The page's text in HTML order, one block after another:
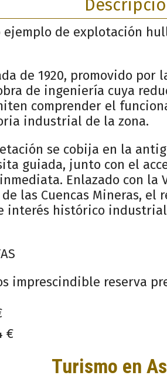
de explotación
de 1920, promovido
de ingeniería cuya
comprender el
industrial de la zona.
se cobija en la
guiada, junto con el
Enlazado con la
las Cuencas Mineras, el
interés histórico
imprescindible reserva
€